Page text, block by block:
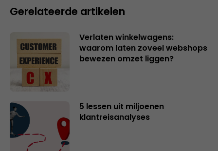
Gerelateerde artikelen
Verlaten winkelwagens:
waarom laten zoveel webshops
bewezen omzet liggen?
5 lessen uit miljoenen
klantreisanalyses